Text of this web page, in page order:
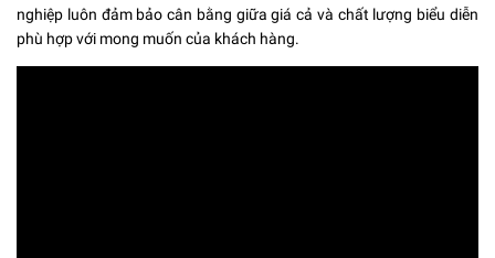
nghiệp luôn đảm bảo cân bằng giữa giá cả và chất lượng biểu diễn
phù hợp với mong muốn của khách hàng.